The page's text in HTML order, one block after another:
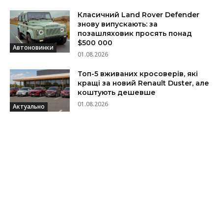
Автоновинки
Класичний Land Rover Defender
знову випускають: за
позашляховик просять понад
$500 000
01.08.2026
Актуально
Топ-5 вживаних кросоверів, які
кращі за новий Renault Duster, але
коштують дешевше
01.08.2026